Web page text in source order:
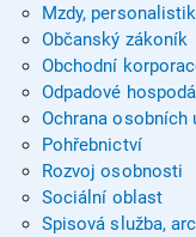
Mzdy,
Občanský zákoník
Obchodní
Odpadové
Ochrana osobních
Pohřebnictví
Rozvoj osobnosti
Sociální oblast
Spisová služba,